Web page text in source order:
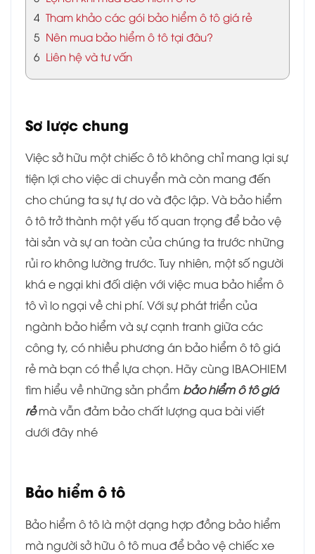
4 Tham khảo các gói bảo hiểm ô tô giá rẻ
5 Nên mua bảo hiểm ô tô tại đâu?
6 Liên hệ và tư vấn
Sơ lược chung
Việc sở hữu một chiếc ô tô không chỉ mang lại sự
tiện lợi cho việc di chuyển mà còn mang đến
cho chúng ta sự tự do và độc lập. Và bảo hiểm
ô tô trở thành một yếu tố quan trọng để bảo vệ
tài sản và sự an toàn của chúng ta trước những
rủi ro không lường trước. Tuy nhiên, một số người
khá e ngại khi đối diện với việc mua bảo hiểm ô
tô vì lo ngại về chi phí. Với sự phát triển của
ngành bảo hiểm và sự cạnh tranh giữa các
công ty, có nhiều phương án bảo hiểm ô tô giá
rẻ mà bạn có thể lựa chọn. Hãy cùng IBAOHIEM
tìm hiểu về những sản phẩm bảo hiểm ô tô giá
rẻmà vẫn đảm bảo chất lượng qua bài viết
dưới đây nhé
Bảo hiểm ô tô
Bảo hiểm ô tô là một dạng hợp đồng bảo hiểm
mà người sở hữu ô tô mua để bảo vệ chiếc xe